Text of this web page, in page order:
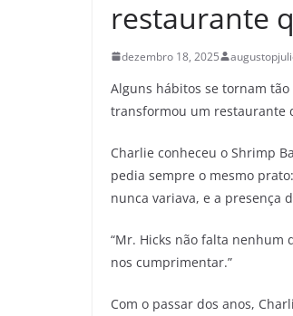
restaurante
dezembro 18, 2025
Alguns hábitos se tornam
transformou um restaurante
Charlie conheceu o Shrimp
pedia sempre o mesmo
nunca variava, e a presença
“Mr. Hicks não falta nenhum
nos cumprimentar.”
Com o passar dos anos,